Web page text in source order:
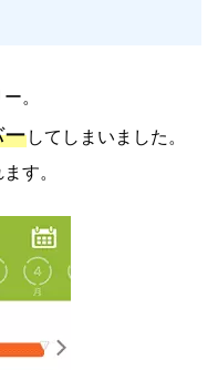
。
ーしてしまいました。
す。